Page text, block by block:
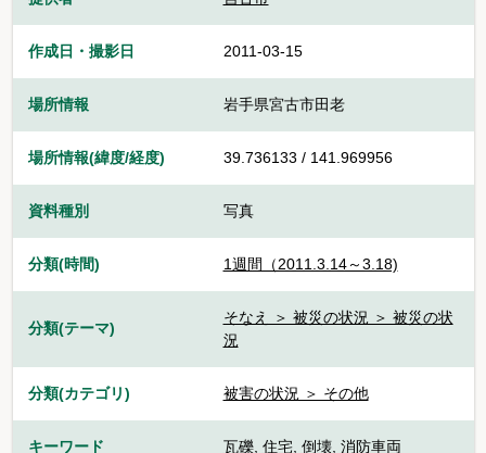
作成日・撮影日 2011-03-15
場所情報 岩手県宮古市田老
場所情報(緯度/経度) 39.736133 / 141.969956
資料種別 写真
分類(時間) 1週間（2011.3.14～3.18)
分類(テーマ)
そなえ ＞ 被災の状況 ＞ 被災の状
況
分類(カテゴリ) 被害の状況 ＞ その他
キーワード 瓦礫, 住宅, 倒壊, 消防車両